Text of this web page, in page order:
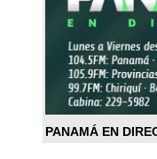
PANAMÁ EN